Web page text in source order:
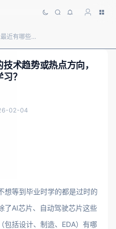
芯片行业最近有哪些新的技术趋势或热点方向，值得在校生提前关注和学习？
术趋势或热点方向，
？
02-04
想等到毕业时学的都是过时的
了AI芯片、自动驾驶芯片这些
包括设计、制造、EDA）有哪